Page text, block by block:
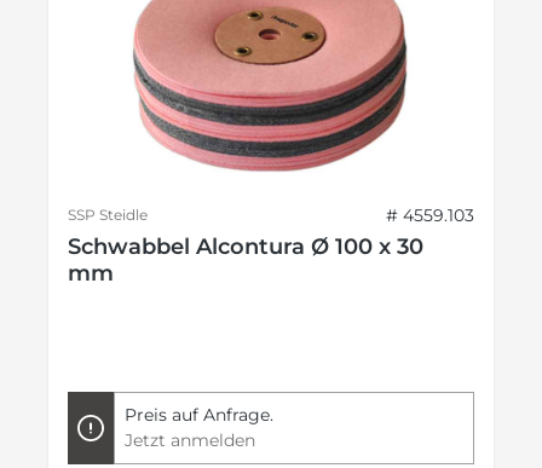
SSP Steidle # 4559.103
Schwabbel Alcontura Ø 100 x 30
mm
Preis auf Anfrage.
Jetzt anmelden